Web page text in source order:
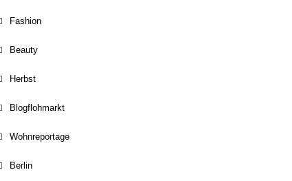
Fashion
Beauty
Herbst
Blogflohmarkt
Wohnreportage
Berlin